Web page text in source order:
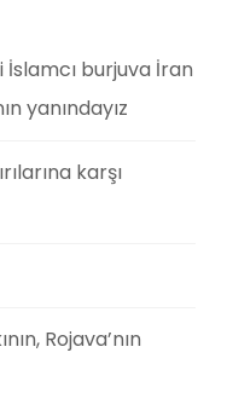
burjuva İran
yanındayız
karşı
Rojava’nın